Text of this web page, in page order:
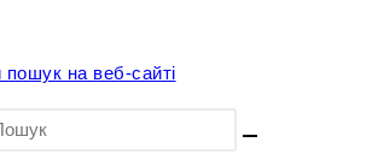
на веб-сайті